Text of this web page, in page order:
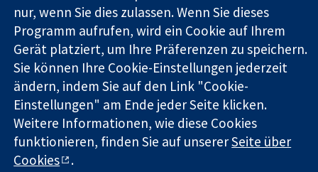
Die Cochrane Collaboration ist eine gemeinützige Organisation
(Nr. 1045921) und in England und in Wales als eine Gesellschaft
mit beschränkter Haftung (Nr. 03044323) registriert.
Umsatzsteuer-Identifikationsnummer GB 718 2127 49.
Copyright © 2026 The Cochrane Collaboration
Bedingungen für die Webseite | Haftungsausschluss|
Datenschutz|Cookie-Richtlinien |Cookie-Einstellungen
nur, wenn Sie dies zulassen. Wenn Sie dieses
Programm aufrufen, wird ein Cookie auf Ihrem
Gerät platziert, um Ihre Präferenzen zu speichern.
Sie können Ihre Cookie-Einstellungen jederzeit
ändern, indem Sie auf den Link "Cookie-
Einstellungen" am Ende jeder Seite klicken.
Weitere Informationen, wie diese Cookies
funktionieren, finden Sie auf unsererSeite über
Cookies
.